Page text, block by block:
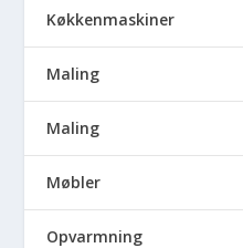
Køkkenmaskiner
Maling
Maling
Møbler
Opvarmning